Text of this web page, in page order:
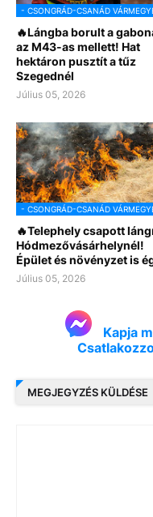
- CSONGRÁD-CSANÁD
🔥Lángba borult a
az M43-as mellett! Hat
hektáron pusztít a tűz
Szegednél
Július 05, 2026
- CSONGRÁD-CSANÁD
🔥Telephely csapott
Hódmezővásárhelynél!
Épület és növényzet is
Július 05, 2026
Kapja
MEGJEGYZÉS KÜLDÉSE